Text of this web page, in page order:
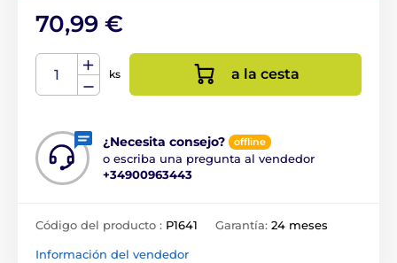
70,99 €
ks a la cesta
¿Necesita consejo? offline
o escriba una pregunta al vendedor
+34900963443
Código del producto : P1641 Garantía: 24 meses
Información del vendedor